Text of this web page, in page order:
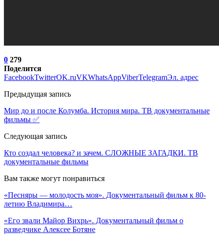
0 279
Поделится
FacebookTwitterOK.ruVKWhatsAppViberTelegramЭл. адрес
Предыдущая запись
Мир до и после Колумба. История мира. ТВ документальные
фильмы ✅
Следующая запись
Кто создал человека? и зачем. СЛОЖНЫЕ ЗАГАДКИ. ТВ
документальные фильмы
Вам также могут понравиться
«Песняры — молодость моя». Документальный фильм к 80-
летию Владимира…
«Его звали Майор Вихрь». Документальный фильм о
разведчике Алексее Ботяне